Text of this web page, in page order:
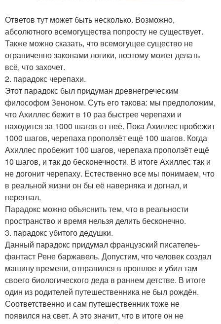
Ответов тут может быть несколько. Возможно,
абсолютного всемогущества попросту не существует.
Также можно сказать, что всемогущее существо не
ограниченно законами логики, поэтому может делать
всё, что захочет.
2. парадокс черепахи.
Этот парадокс был придуман древнегреческим
философом Зеноном. Суть его такова: мы предположим,
что Ахиллес бежит в 10 раз быстрее черепахи и
находится за 1000 шагов от неё. Пока Ахиллес пробежит
1000 шагов, черепаха проползёт ещё 100 шагов. Когда
Ахиллес пробежит 100 шагов, черепаха проползёт ещё
10 шагов, и так до бесконечности. В итоге Ахиллес так и
не догонит черепаху. Естественно все мы понимаем, что
в реальной жизни он бы её наверняка и догнал, и
перегнал.
Парадокс можно объяснить тем, что в реальности
пространство и время нельзя делить бесконечно.
3. парадокс убитого дедушки.
Данный парадокс придумал французский писателеь-
фантаст Рене баржавель. Допустим, что человек создал
машину времени, отправился в прошлое и убил там
своего биологического деда в раннем детстве. В итоге
один из родителей путешественника не был рождён.
Соответственно и сам путешественник тоже не
появился на свет. А это значит, что в итоге он не